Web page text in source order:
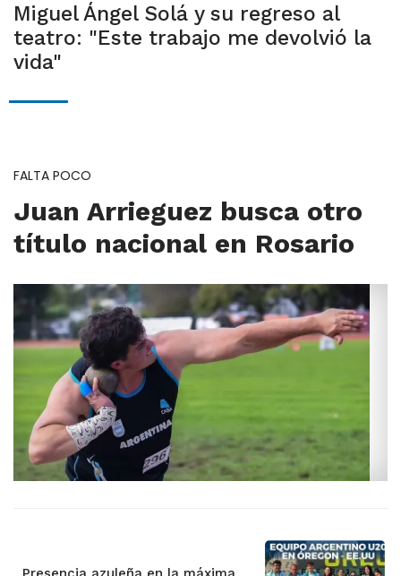
Miguel Ángel Solá y su regreso al
teatro: "Este trabajo me devolvió la
vida"
FALTA POCO
Juan Arrieguez busca otro
título nacional en Rosario